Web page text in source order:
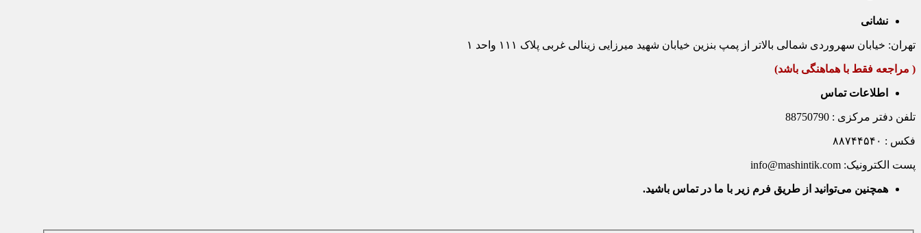
نشانی
تهران: خیابان سهروردی شمالی بالاتر از پمپ بنزین خیابان شهید میرزایی زینالی غربی پلاک ۱۱۱ واحد ۱
( مراجعه فقط با هماهنگی باشد)
اطلاعات تماس
تلفن دفتر مرکزی : 88750790
فکس : ۸۸۷۴۴۵۴۰
پست الکترونیک: info@mashintik.com
همچنین می‌توانید از طریق فرم زیر با ما در تماس باشید.